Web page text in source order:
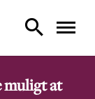
muligt at